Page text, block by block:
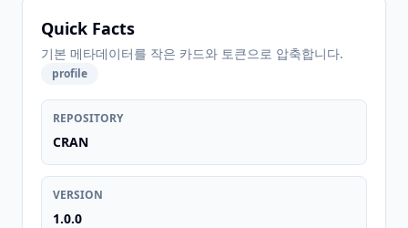
Quick Facts
기본 메타데이터를 작은 카드와 토큰으로 압축합니다.
profile
REPOSITORY
CRAN
VERSION
1.0.0